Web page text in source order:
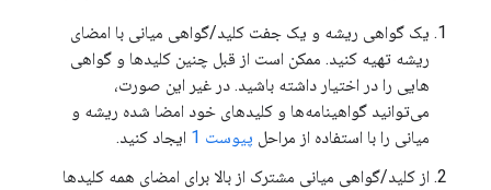
یک گواهی ریشه و یک جفت کلید/گواهی میانی با امضای
ریشه تهیه کنید. ممکن است از قبل چنین کلیدها و گواهی
هایی را در اختیار داشته باشید. در غیر این صورت،
می‌توانید گواهینامه‌ها و کلیدهای خود امضا شده ریشه و
میانی را با استفاده از مراحل پیوست 1
ایجاد کنید.
از کلید/گواهی میانی مشترک از بالا برای امضای همه کلیدها